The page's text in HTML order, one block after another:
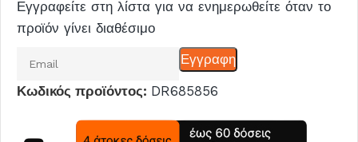
Εγγραφείτε στη λίστα για να ενημερωθείτε όταν το
προϊόν γίνει διαθέσιμο
email
για
Εγγραφη
Κωδικός προϊόντος: DR685856